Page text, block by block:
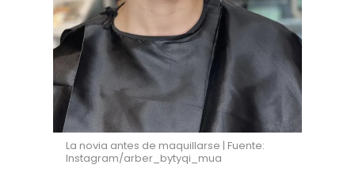
La novia antes de maquillarse | Fuente:
Instagram/arber_bytyqi_mua